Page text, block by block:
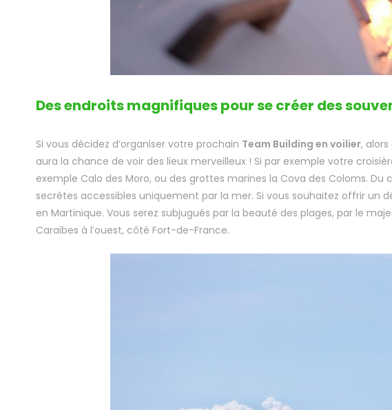
Des endroits magnifiques pour se créer des
Si vous décidez d’organiser votre prochain Team Building en voilier,
aura la chance de voir des lieux merveilleux ! Si par exemple votre
exemple Calo des Moro, ou des grottes marines la Cova des Coloms.
secrètes accessibles uniquement par la mer. Si vous souhaitez offrir un
en Martinique. Vous serez subjugués par la beauté des plages, par le
Caraïbes à l’ouest, côté Fort-de-France.